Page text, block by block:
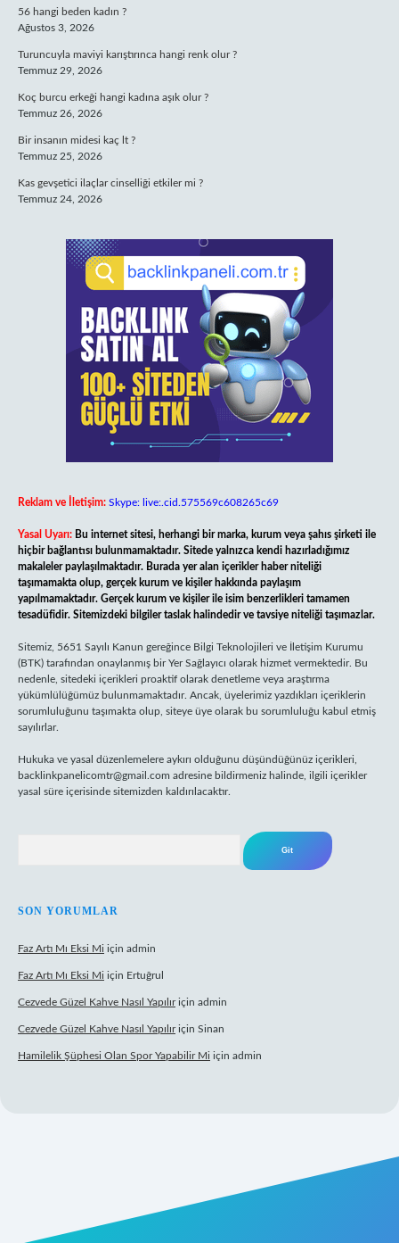
56 hangi beden kadın ?
Ağustos 3, 2026
Turuncuyla maviyi karıştırınca hangi renk olur ?
Temmuz 29, 2026
Koç burcu erkeği hangi kadına aşık olur ?
Temmuz 26, 2026
Bir insanın midesi kaç lt ?
Temmuz 25, 2026
Kas gevşetici ilaçlar cinselliği etkiler mi ?
Temmuz 24, 2026
Reklam ve İletişim: Skype: live:.cid.575569c608265c69
Yasal Uyarı: Bu internet sitesi, herhangi bir marka, kurum veya şahıs şirketi ile
hiçbir bağlantısı bulunmamaktadır. Sitede yalnızca kendi hazırladığımız
makaleler paylaşılmaktadır. Burada yer alan içerikler haber niteliği
taşımamakta olup, gerçek kurum ve kişiler hakkında paylaşım
yapılmamaktadır. Gerçek kurum ve kişiler ile isim benzerlikleri tamamen
tesadüfidir. Sitemizdeki bilgiler taslak halindedir ve tavsiye niteliği taşımazlar.
Sitemiz, 5651 Sayılı Kanun gereğince Bilgi Teknolojileri ve İletişim Kurumu
(BTK) tarafından onaylanmış bir Yer Sağlayıcı olarak hizmet vermektedir. Bu
nedenle, sitedeki içerikleri proaktif olarak denetleme veya araştırma
yükümlülüğümüz bulunmamaktadır. Ancak, üyelerimiz yazdıkları içeriklerin
sorumluluğunu taşımakta olup, siteye üye olarak bu sorumluluğu kabul etmiş
sayılırlar.
Hukuka ve yasal düzenlemelere aykırı olduğunu düşündüğünüz içerikleri,
backlinkpanelicomtr@gmail.com adresine bildirmeniz halinde, ilgili içerikler
yasal süre içerisinde sitemizden kaldırılacaktır.
SON YORUMLAR
Faz Artı Mı Eksi Mi için admin
Faz Artı Mı Eksi Mi için Ertuğrul
Cezvede Güzel Kahve Nasıl Yapılıriçin admin
Cezvede Güzel Kahve Nasıl Yapılıriçin Sinan
Hamilelik Şüphesi Olan Spor Yapabilir Mi için admin